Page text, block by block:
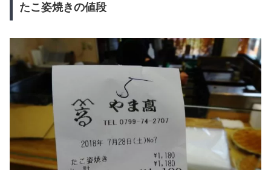
たこ姿焼きの値段